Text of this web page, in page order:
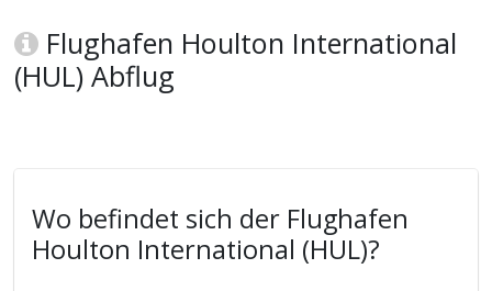
Flughafen Houlton International
(HUL) Abflug
Wo befindet sich der Flughafen
Houlton International (HUL)?